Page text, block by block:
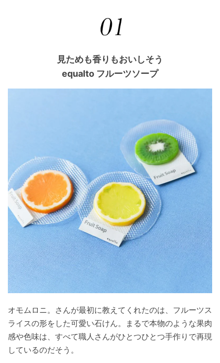
見ためも香りもおいしそう
equalto フルーツソープ
オモムロニ。さんが最初に教えてくれたのは、フルーツス
ライスの形をした可愛い石けん。まるで本物のような果肉
感や色味は、すべて職人さんがひとつひとつ手作りで再現
しているのだそう。